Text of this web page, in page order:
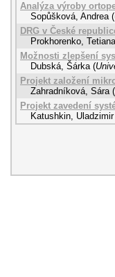
Analýza výroby
Sopůšková, Andrea (
DRG v České
Prokhorenko, Tetiana
Možnosti zlepšení
Dubská, Šárka (
Projekt založení
Zahradníková, Sára (
Projekt zavedení
Katushkin, Uladzimir